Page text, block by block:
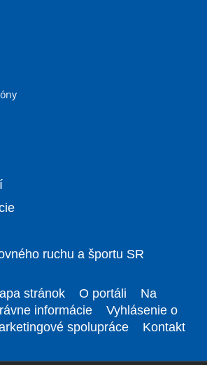
ruchu a športu SR
stránok O portáli
Na
informácie
Vyhlásenie o
spolupráce Kontakt